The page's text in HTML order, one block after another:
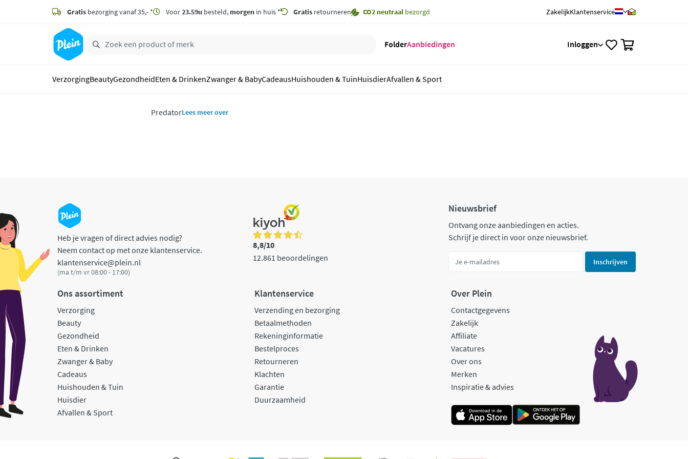
zoeken
hoofdinhoud
Gratis bezorging vanaf 35,- * Voor23.59u besteld, morgen in huis * Gratis retourneren CO2 neutraal bezorgd ZakelijkKlantenservice
FolderAanbiedingen Inloggen
VerzorgingBeautyGezondheidEten & DrinkenZwanger & BabyCadeausHuishouden & TuinHuisdierAfvallen & Sport
PredatorLees meer over
Heb je vragen of direct advies nodig?
Neem contact op met onze klantenservice.
klantenservice@plein.nl
(ma t/m vr 08:00 - 17:00)
8,8/10
12.861 beoordelingen
Nieuwsbrief
Ontvang onze aanbiedingen en acties.
Schrijf je direct in voor onze nieuwsbrief.
Inschrijven
Ons assortiment
Verzorging
Beauty
Gezondheid
Eten & Drinken
Zwanger & Baby
Cadeaus
Huishouden & Tuin
Huisdier
Afvallen & Sport
Klantenservice
Verzending en bezorging
Betaalmethoden
Rekeninginformatie
Bestelproces
Retourneren
Klachten
Garantie
Duurzaamheid
Over Plein
Contactgegevens
Zakelijk
Affiliate
Vacatures
Over ons
Merken
Inspiratie & advies